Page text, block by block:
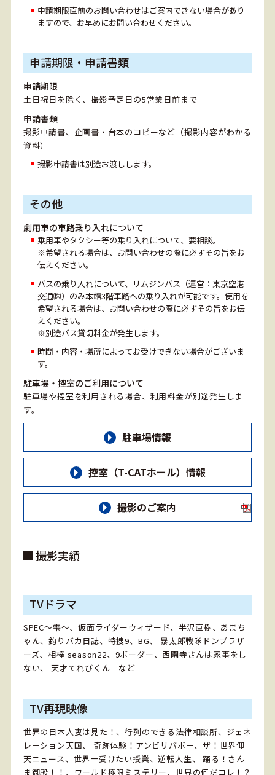
申請期限直前のお問い合わせはご案内できない場合があり
ますので、お早めにお問い合わせください。
申請期限・申請書類
申請期限
土日祝日を除く、撮影予定日の5営業日前まで
申請書類
撮影申請書、企画書・台本のコピーなど（撮影内容がわかる
資料）
撮影申請書は別途お渡しします。
その他
劇用車の車路乗り入れについて
乗用車やタクシー等の乗り入れについて、要相談。
※希望される場合は、お問い合わせの際に必ずその旨をお
伝えください。
バスの乗り入れについて、リムジンバス（運営：東京空港
交通㈱）のみ本館3階車路への乗り入れが可能です。使用を
希望される場合は、お問い合わせの際に必ずその旨をお伝
えください。
※別途バス貸切料金が発生します。
時間・内容・場所によってお受けできない場合がございま
す。
駐車場・控室のご利用について
駐車場や控室を利用される場合、利用料金が別途発生しま
す。
駐車場情報
控室（T-CATホール）情報
撮影のご案内
撮影実績
TVドラマ
SPEC～雫～、仮面ライダーウィザード、半沢直樹、あまち
ゃん、釣りバカ日誌、特捜9、BG、
暴太郎戦隊ドンブラザ
ーズ、相棒 season22、9ボーダー、西園寺さんは家事をし
ない、
天才てれびくん など
TV再現映像
世界の日本人妻は見た！、行列のできる法律相談所、ジェネ
レーション天国、
奇跡体験！アンビリバボー、ザ！世界仰
天ニュース、世界一受けたい授業、逆転人生、
踊る！さん
ま御殿！！、ワールド極限ミステリー、世界の何だコレ！？